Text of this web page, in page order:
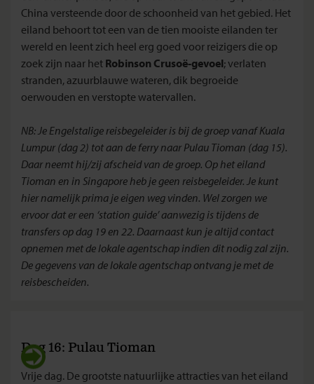
China versteende door de schoonheid van het gebied. Het
eiland behoort tot een van de tien mooiste eilanden ter
wereld en leent zich heel erg goed voor reizigers die op
zoek zijn naar het Robinson Crusoë-gevoel; verlaten
stranden, azuurblauwe wateren, dik begroeide
oerwouden en verstopte watervallen.
NB: Je Engelstalige reisbegeleider is bij de groep vanaf Kuala
Lumpur (dag 2) tot aan de ferry naar Pulau Tioman (dag 15).
Daar neemt hij/zij afscheid van de groep. Op het eiland
Tioman en in Singapore heb je geen reisbegeleider. Je kunt
hier namelijk prima je eigen weg vinden. Wel zorgen we
ervoor dat er een ‘station guide’ aanwezig is tijdens de
transfers op dag 19 en 22. Daarnaast kun je altijd contact
opnemen met de lokale agentschap indien dit nodig zal zijn.
De gegevens van de lokale agentschap ontvang je met de
reisbescheiden.
Dag 16: Pulau Tioman
Vrije dag. De grootste natuurlijke attracties van het eiland